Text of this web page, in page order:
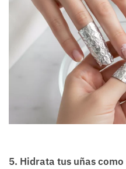
5. Hidrata tus uñas